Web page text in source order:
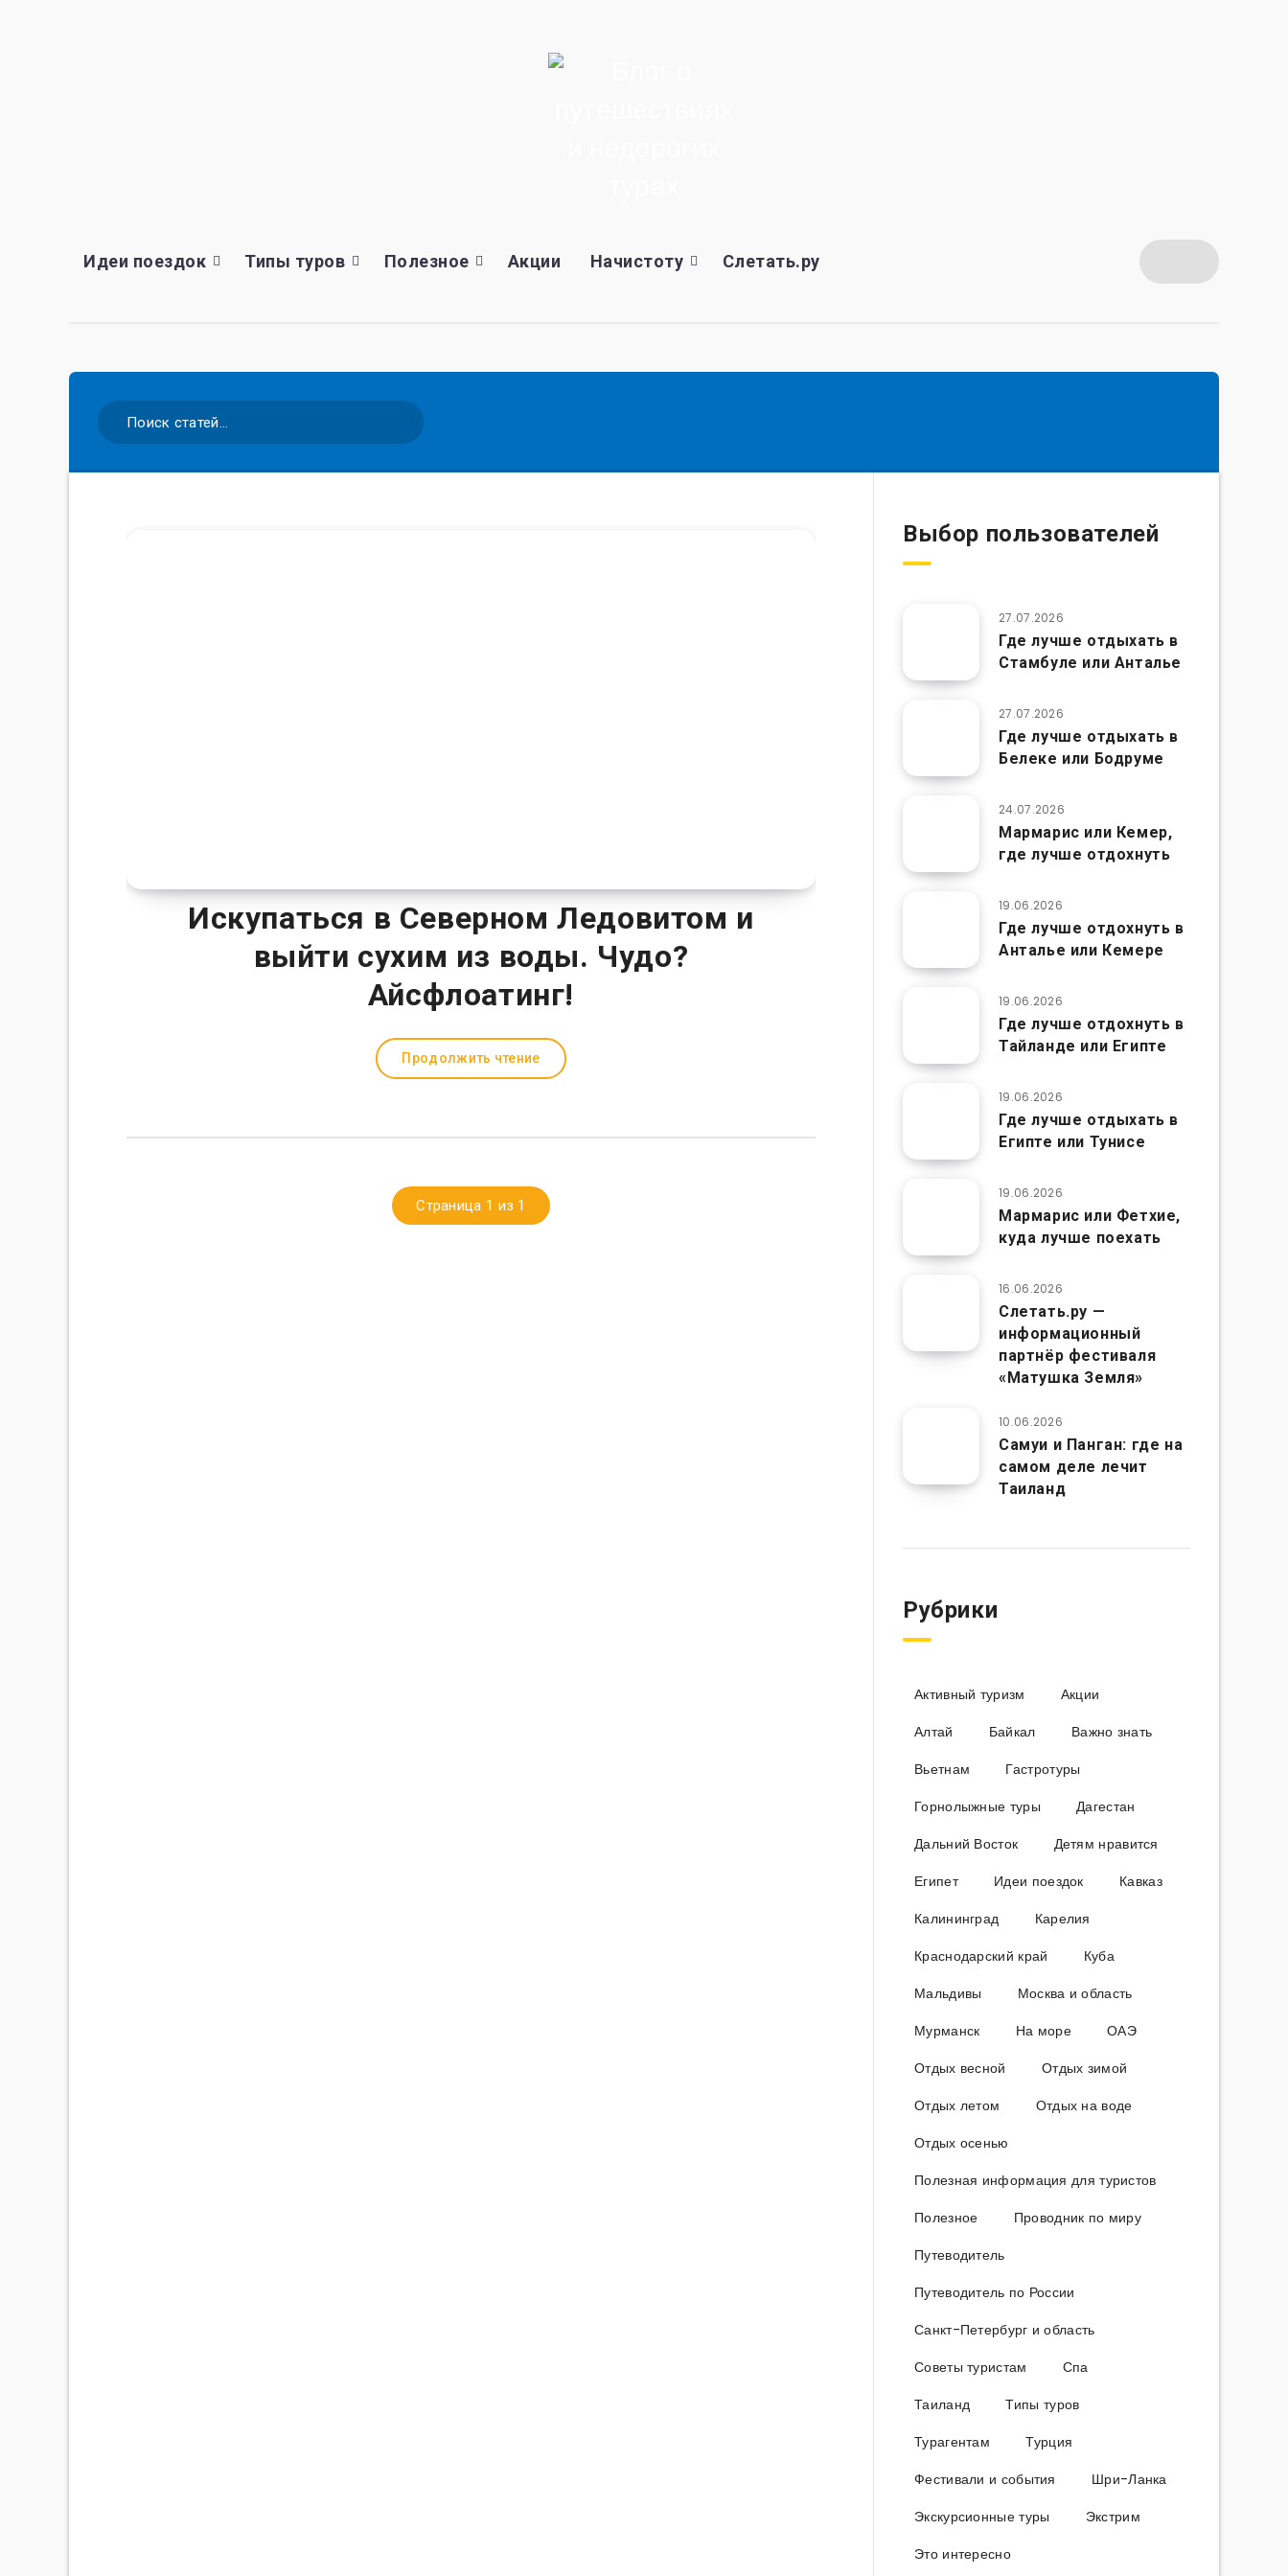
Идеи поездок Типы туров Полезное Акции Начистоту Слетать.ру
Искупаться в Северном Ледовитом и
выйти сухим из воды. Чудо?
Айсфлоатинг!
Продолжить чтение
Страница 1 из 1
Выбор пользователей
27.07.2026
Где лучше отдыхать в
Стамбуле или Анталье
27.07.2026
Где лучше отдыхать в
Белеке или Бодруме
24.07.2026
Мармарис или Кемер,
где лучше отдохнуть
19.06.2026
Где лучше отдохнуть в
Анталье или Кемере
19.06.2026
Где лучше отдохнуть в
Тайланде или Египте
19.06.2026
Где лучше отдыхать в
Египте или Тунисе
19.06.2026
Мармарис или Фетхие,
куда лучше поехать
16.06.2026
Слетать.ру —
информационный
партнёр фестиваля
«Матушка Земля»
10.06.2026
Самуи и Панган: где на
самом деле лечит
Таиланд
Рубрики
Активный туризм
Акции
Алтай
Байкал
Важно знать
Вьетнам
Гастротуры
Горнолыжные туры
Дагестан
Дальний Восток
Детям нравится
Египет
Идеи поездок
Кавказ
Калининград
Карелия
Краснодарский край
Куба
Мальдивы
Москва и область
Мурманск
На море
ОАЭ
Отдых весной
Отдых зимой
Отдых летом
Отдых на воде
Отдых осенью
Полезная информация для туристов
Полезное
Проводник по миру
Путеводитель
Путеводитель по России
Санкт-Петербург и область
Советы туристам
Спа
Таиланд
Типы туров
Турагентам
Турция
Фестивали и события
Шри-Ланка
Экскурсионные туры
Экстрим
Это интересно